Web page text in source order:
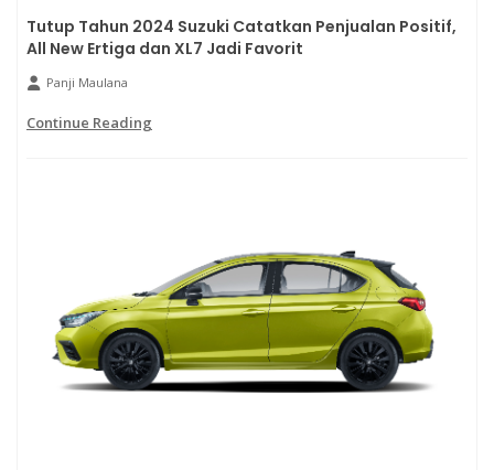
Tutup Tahun 2024 Suzuki Catatkan Penjualan Positif,
All New Ertiga dan XL7 Jadi Favorit
Panji Maulana
Continue Reading